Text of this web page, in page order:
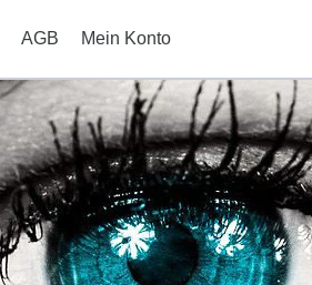
AGB Mein Konto